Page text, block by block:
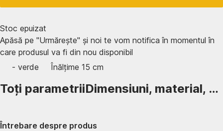
Stoc epuizat
Apăsă pe "Urmărește" și noi te vom notifica în momentul în
care produsul va fi din nou disponibil
- verde
Înălțime 15 cm
Toți parametriiDimensiuni, material, …
Întrebare despre produs